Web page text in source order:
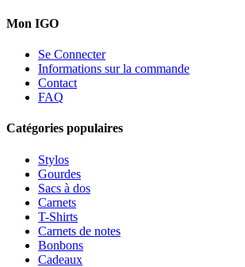
Mon IGO
Se Connecter
Informations sur la commande
Contact
FAQ
Catégories populaires
Stylos
Gourdes
Sacs à dos
Carnets
T-Shirts
Carnets de notes
Bonbons
Cadeaux